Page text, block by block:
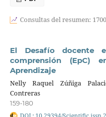
Consultas del resumen: 1700
El Desafío docente
comprensión (EpC)
Aprendizaje
Nelly Raquel Zúñiga
Contreras
159-180
DOI : 10.29394/